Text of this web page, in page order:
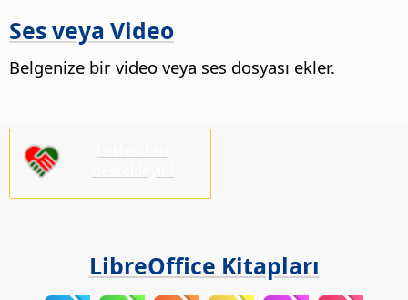
Ses veya Video
Belgenize bir video veya ses dosyası ekler.
LibreOffice Kitapları